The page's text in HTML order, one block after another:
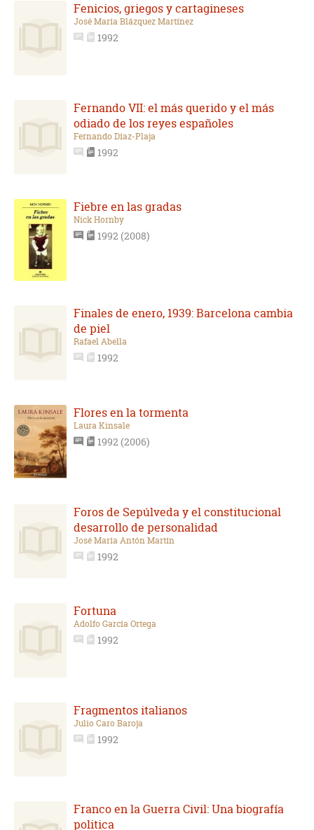
Fenicios, griegos y cartagineses
José María Blázquez Martínez
1992
Fernando VII: el más querido y el más
odiado de los reyes españoles
Fernando Díaz-Plaja
1992
Fiebre en las gradas
Nick Hornby
1992 (2008)
Finales de enero, 1939: Barcelona cambia
de piel
Rafael Abella
1992
Flores en la tormenta
Laura Kinsale
1992 (2006)
Foros de Sepúlveda y el constitucional
desarrollo de personalidad
José María Antón Martín
1992
Fortuna
Adolfo García Ortega
1992
Fragmentos italianos
Julio Caro Baroja
1992
Franco en la Guerra Civil: Una biografía
politica